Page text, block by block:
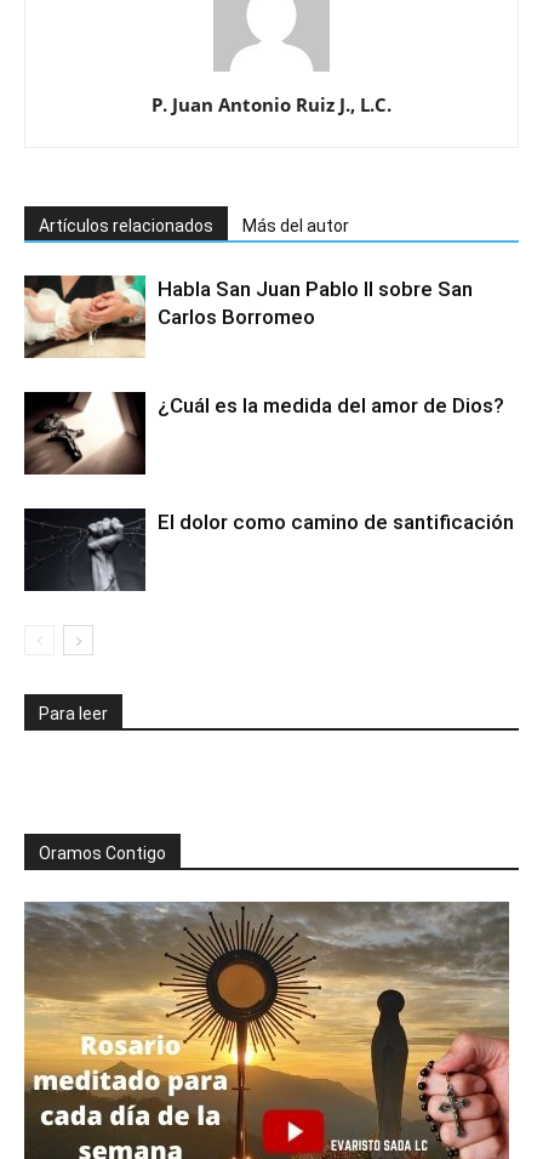
P. Juan Antonio Ruiz J., L.C.
Artículos relacionados Más del autor
Habla San Juan Pablo II sobre San
Carlos Borromeo
¿Cuál es la medida del amor de Dios?
El dolor como camino de santificación
Para leer
Oramos Contigo